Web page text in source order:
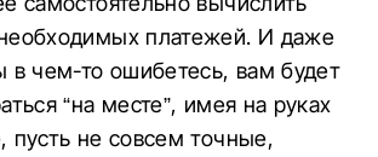
платежей. И даже
в чем-то ошибетесь, вам будет
“на месте”, имея на руках
пусть не совсем точные,